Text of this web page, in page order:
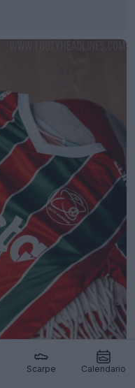
Scarpe Calendario